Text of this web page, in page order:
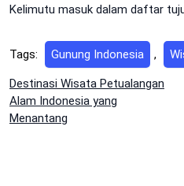
Kelimutu masuk dalam daftar
Tags: Gunung Indonesia ,
Post
navigation
Destinasi Wisata Petualangan
Alam Indonesia yang
Menantang